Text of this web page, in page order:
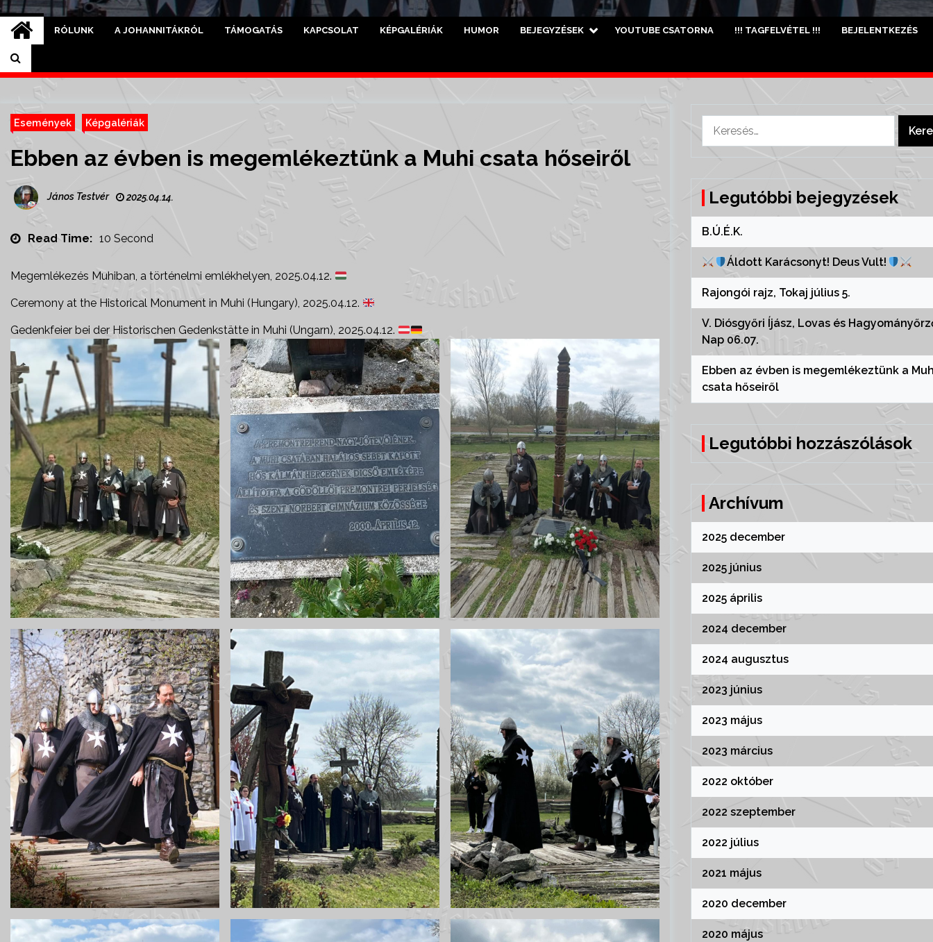
RÓLUNK A JOHANNITÁKRÓL TÁMOGATÁS KAPCSOLAT KÉPGALÉRIÁK HUMOR BEJEGYZÉSEK YOUTUBE CSATORNA !!! TAGFELVÉTEL !!! BEJELENTKEZÉS
Események Képgalériák
Ebben az évben is megemlékeztünk a Muhi csata hőseiről
János Testvér 2025.04.14.
Read Time: 10 Second
Megemlékezés Muhiban, a történelmi emlékhelyen, 2025.04.12.
Ceremony at the Historical Monument in Muhi (Hungary), 2025.04.12.
Gedenkfeier bei der Historischen Gedenkstätte in Muhi (Ungarn), 2025.04.12.
Legutóbbi bejegyzések
B.Ú.É.K.
Áldott Karácsonyt! Deus Vult!
Rajongói rajz, Tokaj július 5.
V. Diósgyőri Íjász, Lovas és
Nap 06.07.
Ebben az évben is megemlékeztünk a
csata hőseiről
Legutóbbi hozzászólások
Archívum
2025 december
2025 június
2025 április
2024 december
2024 augusztus
2023 június
2023 május
2023 március
2022 október
2022 szeptember
2022 július
2021 május
2020 december
2020 május